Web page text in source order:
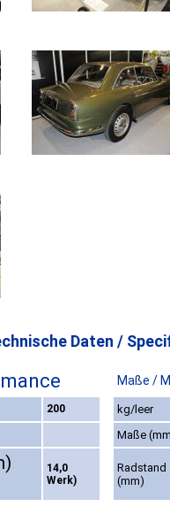
Daten /
Maße /
200
kg/leer
Maße
14,0
Werk)
Radstand
(mm)